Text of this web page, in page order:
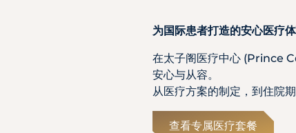
Doctor's Appointment
Make An Enquiry
为国际患者打造的安心医疗
在太子阁医疗中心 (Prince
安心与从容。
从医疗方案的制定，到住院
查看专属医疗套餐